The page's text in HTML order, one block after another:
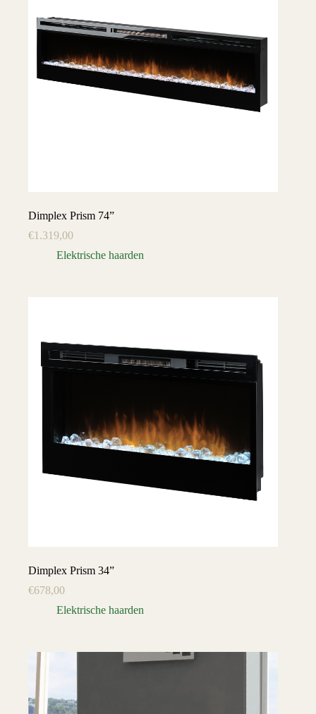
Dimplex Prism 74”
€1.319,00
Elektrische haarden
Dimplex Prism 34”
€678,00
Elektrische haarden